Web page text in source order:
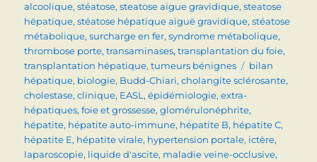
alcoolique,stéatose,steatose aigue gravidique,steatose
hépatique,stéatose hépatique aiguë gravidique,stéatose
métabolique,surcharge en fer,syndrome métabolique,
thrombose porte,transaminases,transplantation du foie,
transplantation hépatique,tumeurs bénignes Étiquettes
bilan
hépatique, biologie, Budd-Chiari,cholangite sclérosante,
cholestase,clinique, EASL ,épidémiologie,extra-
hépatiques,foie et grossesse,glomérulonéphrite,
hépatite, hépatite auto-immune, hépatite B, hépatite C,
hépatite E, hépatite virale, hypertension portale, ictère,
laparoscopie, liquide d'ascite, maladie veine-occlusive,